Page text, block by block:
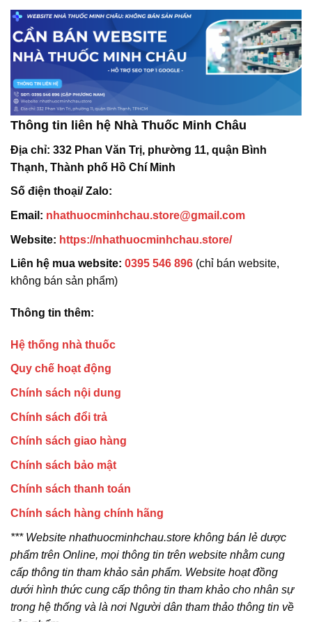
Thông tin liên hệ Nhà Thuốc Minh Châu
Địa chỉ: 332 Phan Văn Trị, phường 11, quận Bình
Thạnh, Thành phố Hồ Chí Minh
Số điện thoại/ Zalo:
Email: nhathuocminhchau.store@gmail.com
Website: https://nhathuocminhchau.store/
Liên hệ mua website: 0395 546 896 (chỉ bán website,
không bán sản phẩm)
Thông tin thêm:
Hệ thống nhà thuốc
Quy chế hoạt động
Chính sách nội dung
Chính sách đổi trả
Chính sách giao hàng
Chính sách bảo mật
Chính sách thanh toán
Chính sách hàng chính hãng
*** Website nhathuocminhchau.store không bán lẻ dược
phẩm trên Online, mọi thông tin trên website nhằm cung
cấp thông tin tham khảo sản phẩm. Website hoạt đồng
dưới hình thức cung cấp thông tin tham khảo cho nhân sự
trong hệ thống và là nơi Người dân tham thảo thông tin về